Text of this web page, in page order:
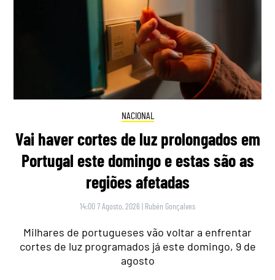
NACIONAL
Vai haver cortes de luz prolongados em
Portugal este domingo e estas são as
regiões afetadas
14:00 7 Agosto, 2026 | Rubén Gonçalves
Milhares de portugueses vão voltar a enfrentar
cortes de luz programados já este domingo, 9 de
agosto